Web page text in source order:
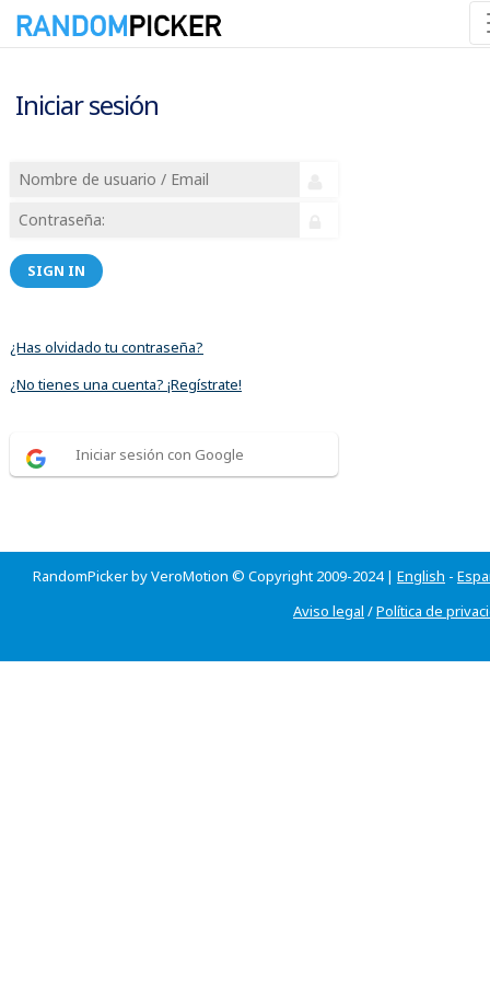
Iniciar sesión
SIGN IN
¿Has olvidado tu contraseña?
¿No tienes una cuenta? ¡Regístrate!
Iniciar sesión con Google
RandomPicker by VeroMotion © Copyright 2009-2024 | English -
Aviso legal /Política de